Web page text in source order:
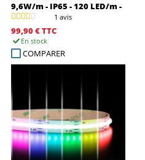
9,6W/m - IP65 - 120 LED/m -
3838E - 5m - 24V
1 avis
99,90 €TTC
En stock
COMPARER